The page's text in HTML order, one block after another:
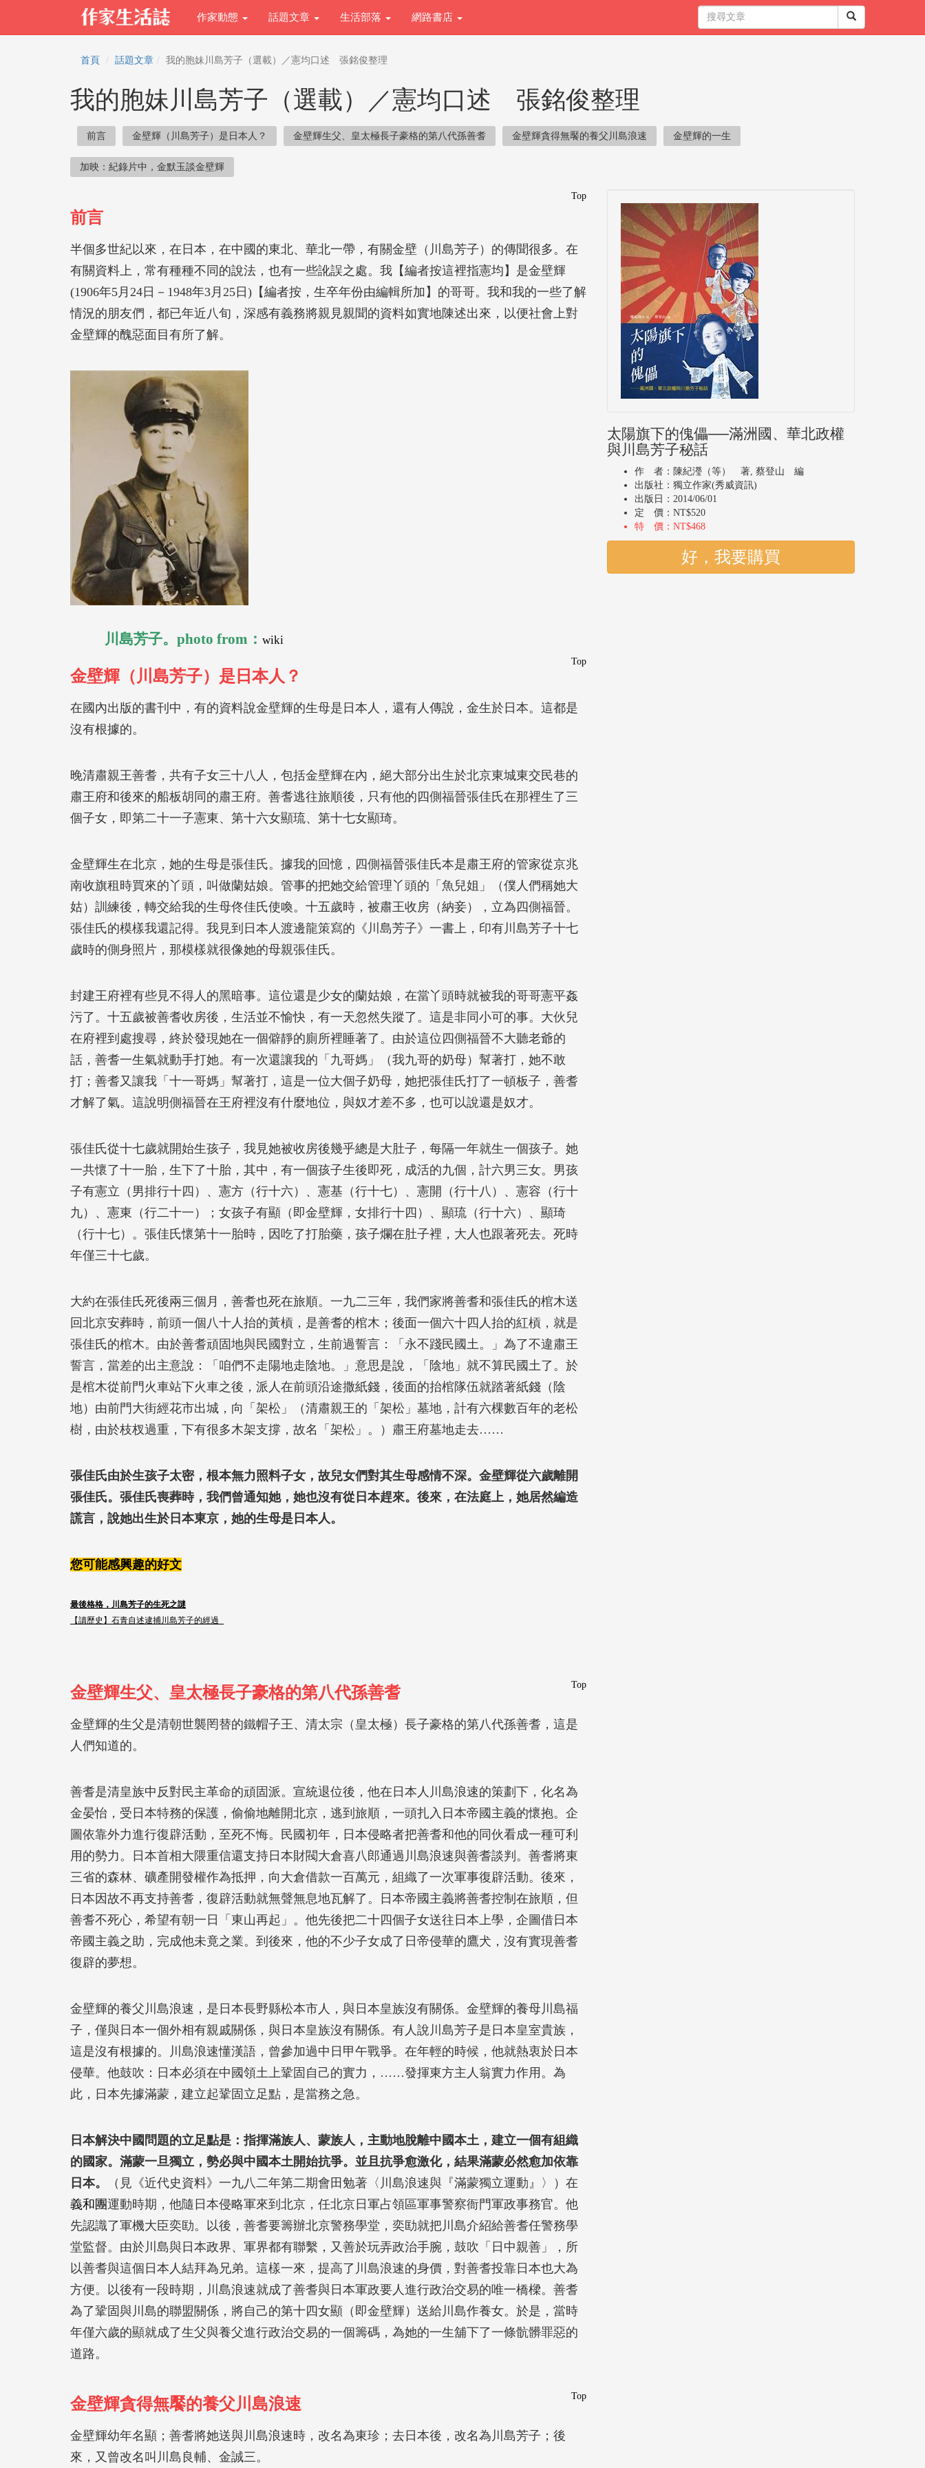
作家動態 話題文章 生活部落 網路書店
首頁 話題文章 我的胞妹川島芳子（選載）／憲均口述 張銘俊整理
我的胞妹川島芳子（選載）／憲均口述 張銘俊整理
前言 金壁輝（川島芳子）是日本人？ 金壁輝生父、皇太極長子豪格的第八代孫善耆 金壁輝貪得無饜的養父川島浪速 金壁輝的一生
加映：紀錄片中，金默玉談金壁輝
Top
前言
半個多世紀以來，在日本，在中國的東北、華北一帶，有關金壁（川島芳子）的傳聞很多。在
有關資料上，常有種種不同的說法，也有一些訛誤之處。我【編者按這裡指憲均】是金壁輝
(1906年5月24日－1948年3月25日)【編者按，生卒年份由編輯所加】的哥哥。我和我的一些了解
情況的朋友們，都已年近八旬，深感有義務將親見親聞的資料如實地陳述出來，以便社會上對
金壁輝的醜惡面目有所了解。
川島芳子。photo from： wiki
Top
金壁輝（川島芳子）是日本人？
在國內出版的書刊中，有的資料說金壁輝的生母是日本人，還有人傳說，金生於日本。這都是
沒有根據的。
晚清肅親王善耆，共有子女三十八人，包括金壁輝在內，絕大部分出生於北京東城東交民巷的
肅王府和後來的船板胡同的肅王府。善耆逃往旅順後，只有他的四側福晉張佳氏在那裡生了三
個子女，即第二十一子憲東、第十六女顯琉、第十七女顯琦。
金壁輝生在北京，她的生母是張佳氏。據我的回憶，四側福晉張佳氏本是肅王府的管家從京兆
南收旗租時買來的丫頭，叫做蘭姑娘。管事的把她交給管理丫頭的「魚兒姐」（僕人們稱她大
姑）訓練後，轉交給我的生母佟佳氏使喚。十五歲時，被肅王收房（納妾），立為四側福晉。
張佳氏的模樣我還記得。我見到日本人渡邊龍策寫的《川島芳子》一書上，印有川島芳子十七
歲時的側身照片，那模樣就很像她的母親張佳氏。
封建王府裡有些見不得人的黑暗事。這位還是少女的蘭姑娘，在當丫頭時就被我的哥哥憲平姦
污了。十五歲被善耆收房後，生活並不愉快，有一天忽然失蹤了。這是非同小可的事。大伙兒
在府裡到處搜尋，終於發現她在一個僻靜的廁所裡睡著了。由於這位四側福晉不大聽老爺的
話，善耆一生氣就動手打她。有一次還讓我的「九哥媽」（我九哥的奶母）幫著打，她不敢
打；善耆又讓我「十一哥媽」幫著打，這是一位大個子奶母，她把張佳氏打了一頓板子，善耆
才解了氣。這說明側福晉在王府裡沒有什麼地位，與奴才差不多，也可以說還是奴才。
張佳氏從十七歲就開始生孩子，我見她被收房後幾乎總是大肚子，每隔一年就生一個孩子。她
一共懷了十一胎，生下了十胎，其中，有一個孩子生後即死，成活的九個，計六男三女。男孩
子有憲立（男排行十四）、憲方（行十六）、憲基（行十七）、憲開（行十八）、憲容（行十
九）、憲東（行二十一）；女孩子有顯（即金壁輝，女排行十四）、顯琉（行十六）、顯琦
（行十七）。張佳氏懷第十一胎時，因吃了打胎藥，孩子爛在肚子裡，大人也跟著死去。死時
年僅三十七歲。
大約在張佳氏死後兩三個月，善耆也死在旅順。一九二三年，我們家將善耆和張佳氏的棺木送
回北京安葬時，前頭一個八十人抬的黃槓，是善耆的棺木；後面一個六十四人抬的紅槓，就是
張佳氏的棺木。由於善耆頑固地與民國對立，生前過誓言：「永不踐民國土。」為了不違肅王
誓言，當差的出主意說：「咱們不走陽地走陰地。」意思是說，「陰地」就不算民國土了。於
是棺木從前門火車站下火車之後，派人在前頭沿途撒紙錢，後面的抬棺隊伍就踏著紙錢（陰
地）由前門大街經花市出城，向「架松」（清肅親王的「架松」墓地，計有六棵數百年的老松
樹，由於枝杈過重，下有很多木架支撐，故名「架松」。）肅王府墓地走去……
張佳氏由於生孩子太密，根本無力照料子女，故兒女們對其生母感情不深。金壁輝從六歲離開
張佳氏。張佳氏喪葬時，我們曾通知她，她也沒有從日本趕來。後來，在法庭上，她居然編造
謊言，說她出生於日本東京，她的生母是日本人。
您可能感興趣的好文
最後格格，川島芳子的生死之謎
【讀歷史】石青自述逮捕川島芳子的經過
Top
金壁輝生父、皇太極長子豪格的第八代孫善耆
金壁輝的生父是清朝世襲罔替的鐵帽子王、清太宗（皇太極）長子豪格的第八代孫善耆，這是
人們知道的。
善耆是清皇族中反對民主革命的頑固派。宣統退位後，他在日本人川島浪速的策劃下，化名為
金晏怡，受日本特務的保護，偷偷地離開北京，逃到旅順，一頭扎入日本帝國主義的懷抱。企
圖依靠外力進行復辟活動，至死不悔。民國初年，日本侵略者把善耆和他的同伙看成一種可利
用的勢力。日本首相大隈重信還支持日本財閥大倉喜八郎通過川島浪速與善耆談判。善耆將東
三省的森林、礦產開發權作為抵押，向大倉借款一百萬元，組織了一次軍事復辟活動。後來，
日本因故不再支持善耆，復辟活動就無聲無息地瓦解了。日本帝國主義將善耆控制在旅順，但
善耆不死心，希望有朝一日「東山再起」。他先後把二十四個子女送往日本上學，企圖借日本
帝國主義之助，完成他未竟之業。到後來，他的不少子女成了日帝侵華的鷹犬，沒有實現善耆
復辟的夢想。
金壁輝的養父川島浪速，是日本長野縣松本市人，與日本皇族沒有關係。金壁輝的養母川島福
子，僅與日本一個外相有親戚關係，與日本皇族沒有關係。有人說川島芳子是日本皇室貴族，
這是沒有根據的。川島浪速懂漢語，曾參加過中日甲午戰爭。在年輕的時候，他就熱衷於日本
侵華。他鼓吹：日本必須在中國領土上鞏固自己的實力，……發揮東方主人翁實力作用。為
此，日本先據滿蒙，建立起鞏固立足點，是當務之急。
日本解決中國問題的立足點是：指揮滿族人、蒙族人，主動地脫離中國本土，建立一個有組織
的國家。滿蒙一旦獨立，勢必與中國本土開始抗爭。並且抗爭愈激化，結果滿蒙必然愈加依靠
日本。
（見《近代史資料》一九八二年第二期會田勉著〈川島浪速與『滿蒙獨立運動』〉）在
義和團運動時期，他隨日本侵略軍來到北京，任北京日軍占領區軍事警察衙門軍政事務官。他
先認識了軍機大臣奕劻。以後，善耆要籌辦北京警務學堂，奕劻就把川島介紹給善耆任警務學
堂監督。由於川島與日本政界、軍界都有聯繫，又善於玩弄政治手腕，鼓吹「日中親善」，所
以善耆與這個日本人結拜為兄弟。這樣一來，提高了川島浪速的身價，對善耆投靠日本也大為
方便。以後有一段時期，川島浪速就成了善耆與日本軍政要人進行政治交易的唯一橋樑。善耆
為了鞏固與川島的聯盟關係，將自己的第十四女顯（即金壁輝）送給川島作養女。於是，當時
年僅六歲的顯就成了生父與養父進行政治交易的一個籌碼，為她的一生舖下了一條骯髒罪惡的
道路。
Top
金壁輝貪得無饜的養父川島浪速
金壁輝幼年名顯；善耆將她送與川島浪速時，改名為東珍；去日本後，改名為川島芳子；後
來，又曾改名叫川島良輔、金誠三。
太陽旗下的傀儡──滿洲國、華北政權
與川島芳子秘話
作 者：陳紀瀅（等） 著, 蔡登山 編
出版社：獨立作家(秀威資訊)
出版日：2014/06/01
定 價：NT$520
特 價：NT$468
好，我要購買